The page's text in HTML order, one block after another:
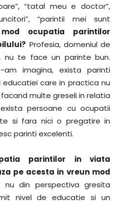
“tatal meu e doctor”,
“parintii mei sunt
ocupatia parintilor
Profesia, domeniul de
nu te face un parinte bun.
imagina, exista parinti
care in practica nu
multe greseli in relatia
persoane cu ocupatii
si fara nici o pregatire in
parinti excelenti.
parintilor in viata
pe acesta in vreun mod
nu din perspectiva gresita
nivel de educatie si un